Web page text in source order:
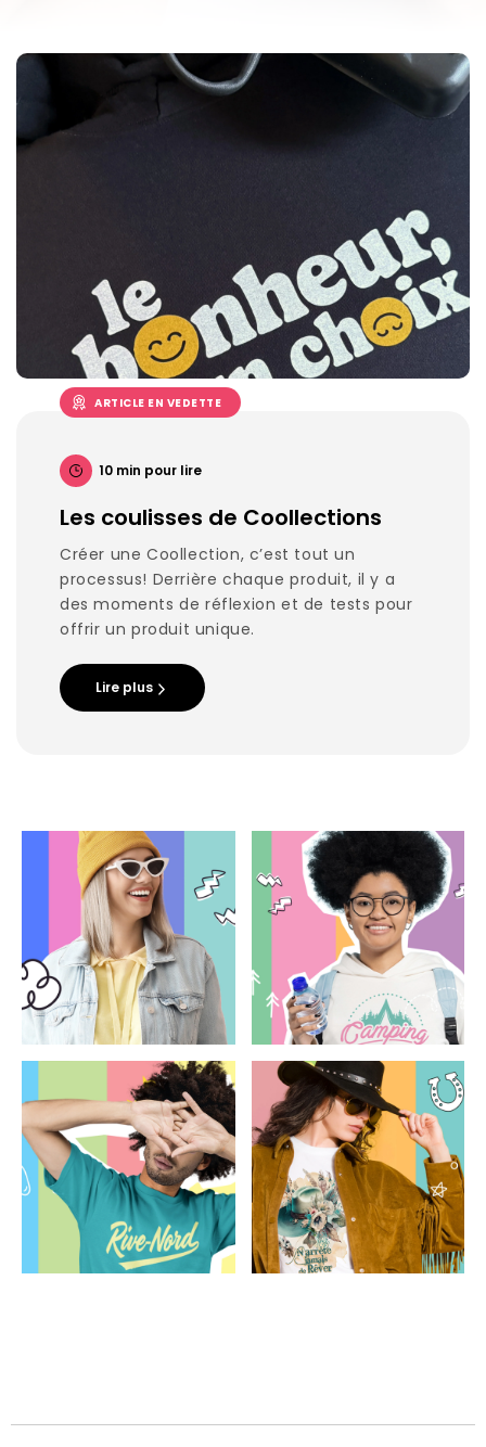
10 min pour lire
Les coulisses de Coollections
Créer une Coollection, c’est tout un
processus! Derrière chaque produit, il y a
des moments de réflexion et de tests pour
offrir un produit unique.
Lire plus
ARTICLE EN VEDETTE